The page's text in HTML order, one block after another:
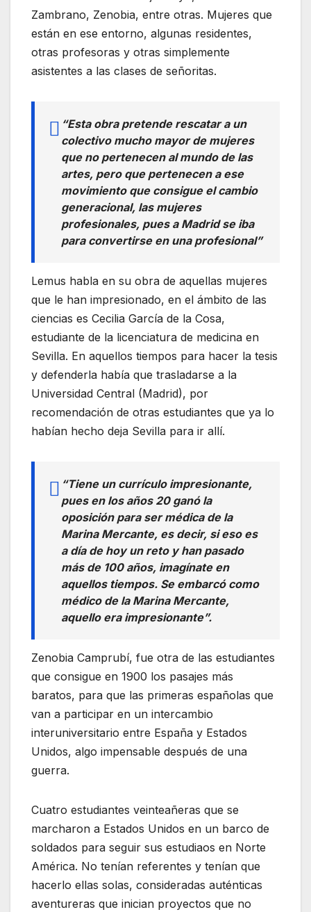
Zambrano, Zenobia, entre otras. Mujeres que
están en ese entorno, algunas residentes,
otras profesoras y otras simplemente
asistentes a las clases de señoritas.
“Esta obra pretende rescatar a un
colectivo mucho mayor de mujeres
que no pertenecen al mundo de las
artes, pero que pertenecen a ese
movimiento que consigue el cambio
generacional, las mujeres
profesionales, pues a Madrid se iba
para convertirse en una profesional”
Lemus habla en su obra de aquellas mujeres
que le han impresionado, en el ámbito de las
ciencias es Cecilia García de la Cosa,
estudiante de la licenciatura de medicina en
Sevilla. En aquellos tiempos para hacer la tesis
y defenderla había que trasladarse a la
Universidad Central (Madrid), por
recomendación de otras estudiantes que ya lo
habían hecho deja Sevilla para ir allí.
“Tiene un currículo impresionante,
pues en los años 20 ganó la
oposición para ser médica de la
Marina Mercante, es decir, si eso es
a día de hoy un reto y han pasado
más de 100 años, imagínate en
aquellos tiempos. Se embarcó como
médico de la Marina Mercante,
aquello era impresionante”.
Zenobia Camprubí, fue otra de las estudiantes
que consigue en 1900 los pasajes más
baratos, para que las primeras españolas que
van a participar en un intercambio
interuniversitario entre España y Estados
Unidos, algo impensable después de una
guerra.
Cuatro estudiantes veinteañeras que se
marcharon a Estados Unidos en un barco de
soldados para seguir sus estudiaos en Norte
América. No tenían referentes y tenían que
hacerlo ellas solas, consideradas auténticas
aventureras que inician proyectos que no